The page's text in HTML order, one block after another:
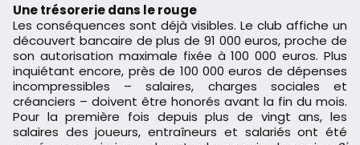
Une trésorerie dans le rouge
Les conséquences sont déjà visibles. Le club affiche un
découvert bancaire de plus de 91 000 euros, proche de
son autorisation maximale fixée à 100 000 euros. Plus
inquiétant encore, près de 100 000 euros de dépenses
incompressibles – salaires, charges sociales et
créanciers – doivent être honorés avant la fin du mois.
Pour la première fois depuis plus de vingt ans, les
salaires des joueurs, entraîneurs et salariés ont été